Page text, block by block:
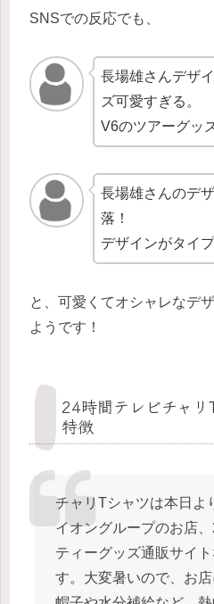
SNSでの反応でも、
長場雄さんデザ
ズ可愛すぎる。
V6のツアーグッ
長場雄さんのデ
落！
デザインがタイ
と、可愛くてオシャレなデ
ようです！
24時間テレビチャリ
特徴
チャリTシャツは本日よ
イオングループのお店
ティーグッズ通販サイ
す。大変暑いので、お